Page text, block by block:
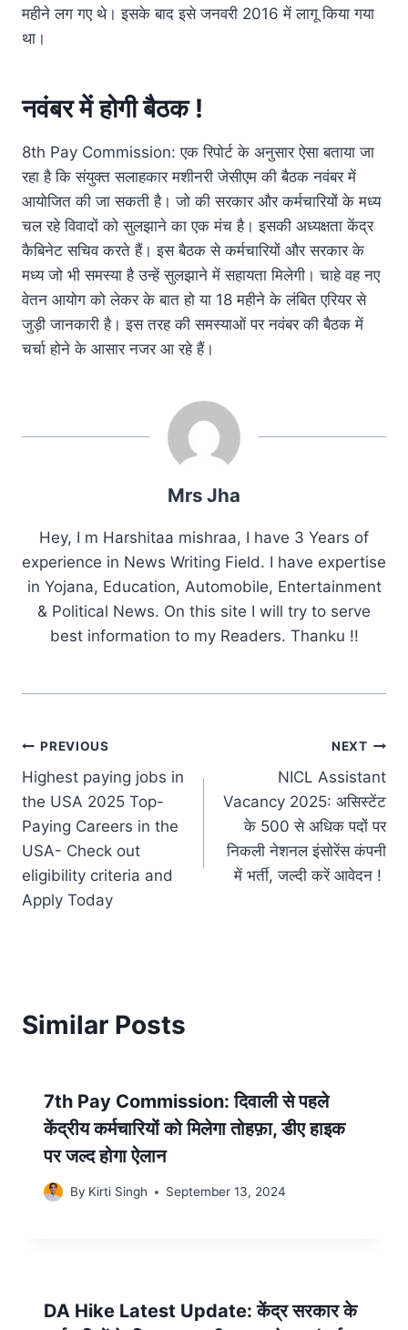
महीने लग गए थे। इसके बाद इसे जनवरी 2016 में लागू किया गया
था।
नवंबर में होगी बैठक !
8th Pay Commission: एक रिपोर्ट के अनुसार ऐसा बताया जा
रहा है कि संयुक्त सलाहकार मशीनरी जेसीएम की बैठक नवंबर में
आयोजित की जा सकती है। जो की सरकार और कर्मचारियों के मध्य
चल रहे विवादों को सुलझाने का एक मंच है। इसकी अध्यक्षता केंद्र
कैबिनेट सचिव करते हैं। इस बैठक से कर्मचारियों और सरकार के
मध्य जो भी समस्या है उन्हें सुलझाने में सहायता मिलेगी। चाहे वह नए
वेतन आयोग को लेकर के बात हो या 18 महीने के लंबित एरियर से
जुड़ी जानकारी है। इस तरह की समस्याओं पर नवंबर की बैठक में
चर्चा होने के आसार नजर आ रहे हैं।
Mrs Jha
Hey, I m Harshitaa mishraa, I have 3 Years of
experience in News Writing Field. I have expertise
in Yojana, Education, Automobile, Entertainment
& Political News. On this site I will try to serve
best information to my Readers. Thanku !!
Post
navigation
PREVIOUS
Highest paying jobs in
the USA 2025 Top-
Paying Careers in the
USA- Check out
eligibility criteria and
Apply Today
NEXT
NICL Assistant
Vacancy 2025: असिस्टेंट
के 500 से अधिक पदों पर
निकली नेशनल इंसोरेंस कंपनी
में भर्ती, जल्दी करें आवेदन !
Similar Posts
7th Pay Commission: दिवाली से पहले
केंद्रीय कर्मचारियों को मिलेगा तोहफ़ा, डीए हाइक
पर जल्द होगा ऐलान
By Kirti Singh September 13, 2024
DA Hike Latest Update: केंद्र सरकार के